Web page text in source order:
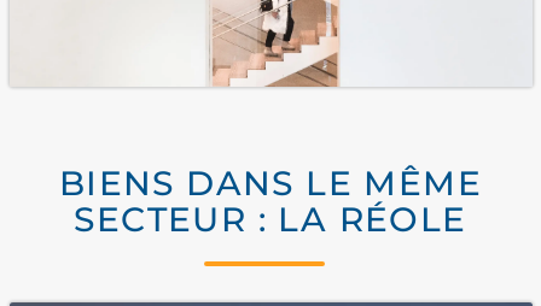
BIENS DANS LE MÊME
SECTEUR : LA RÉOLE